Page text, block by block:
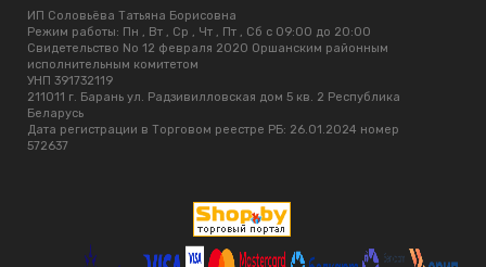
ИП Соловьёва Татьяна Борисовна
Режим работы: Пн , Вт , Ср , Чт , Пт , Сб c 09:00 до 20:00
Свидетельство No 12 февраля 2020 Оршанским районным
исполнительным комитетом
УНП 391732119
211011 г. Барань ул. Радзивилловская дом 5 кв. 2 Республика
Беларусь
Дата регистрации в Торговом реестре РБ: 26.01.2024 номер
572637